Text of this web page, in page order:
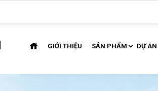
GIỚI THIỆU SẢN PHẨM DỰ ÁN